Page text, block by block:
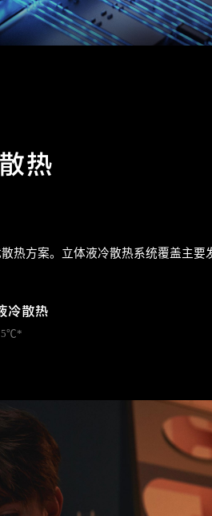
热
热方案。立体液冷散热系统覆盖主要
冷散热
5℃*